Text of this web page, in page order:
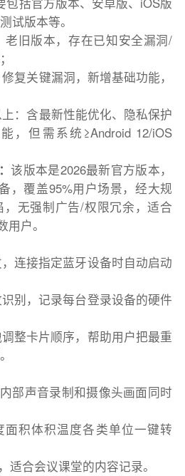
试版本等。
老旧版本，存在已知安全漏洞/
复关键漏洞，新增基础功能，
：含最新性能优化、隐私保护
，但需系统≥Android 12/iOS
该版本是2026最新官方版本，
，覆盖95%用户场景，经大规
无强制广告/权限冗余，适合
户。
连接指定蓝牙设备时自动启动
别，记录每台登录设备的硬件
整卡片顺序，帮助用户把最重
部声音录制和摄像头画面同时
积体积温度各类单位一键转
适合会议课堂的内容记录。